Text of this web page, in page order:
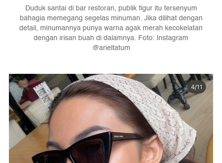
Duduk santai di bar restoran, publik figur itu tersenyum
bahagia memegang segelas minuman. Jika dilihat dengan
detail, minumannya punya warna agak merah kecokelatan
dengan irisan buah di dalamnya. Foto: Instagram
@arieltatum